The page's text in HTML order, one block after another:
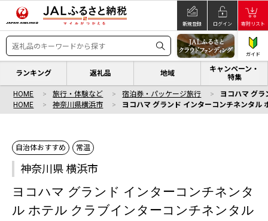
新規登録 ログイン 寄附リスト
ガイド
ランキング 返礼品 地域
キャンペーン・
特集
HOME 旅行・体験など 宿泊券・パッケージ旅行
ヨコハマ グラ
HOME
神奈川県横浜市 ヨコハマ グランド インターコンチネンタル
自治体おすすめ 常温
神奈川県 横浜市
ヨコハマ グランド インターコンチネンタ
ル ホテル クラブインターコンチネンタル